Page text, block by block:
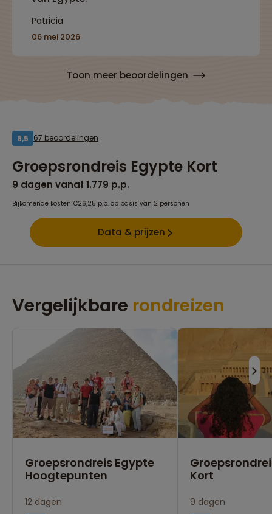
Patricia
06 mei 2026
Toon meer beoordelingen
8,5 67 beoordelingen
Groepsrondreis Egypte Kort
9 dagen vanaf 1.779 p.p.
Bijkomende kosten €26,25 p.p. op basis van 2 personen
Data & prijzen
Vergelijkbare rondreizen
Groepsrondreis Egypte
Hoogtepunten
12 dagen
Kort
9 dagen